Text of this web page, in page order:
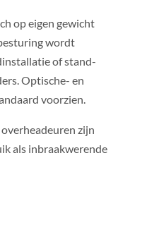
op eigen gewicht
wordt
of stand-
Optische- en
voorzien.
zijn
als inbraakwerende